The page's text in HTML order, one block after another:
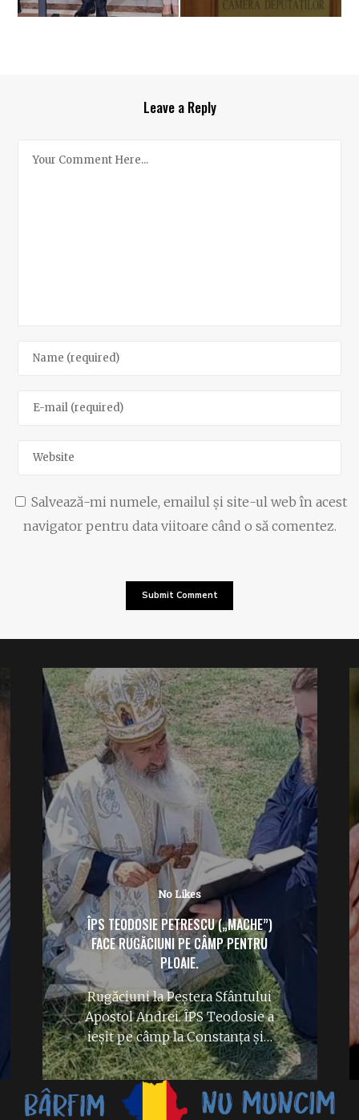
Leave a Reply
Salvează-mi numele, emailul și site-ul web în acest
navigator pentru data viitoare când o să comentez.
No Likes
ÎPS TEODOSIE PETRESCU („MACHE”)
FACE RUGĂCIUNI PE CÂMP PENTRU
PLOAIE.
Rugăciuni la Peștera Sfântului
Apostol Andrei. ÎPS Teodosie a
ieșit pe câmp la Constanța și…